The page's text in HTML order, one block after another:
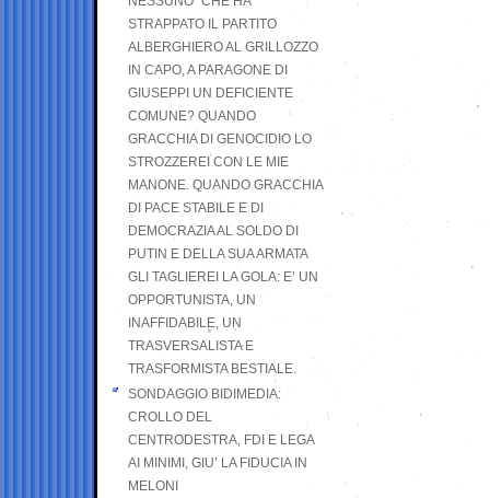
STRAPPATO IL PARTITO
ALBERGHIERO AL GRILLOZZO
IN CAPO, A PARAGONE DI
GIUSEPPI UN DEFICIENTE
COMUNE? QUANDO
GRACCHIA DI GENOCIDIO LO
STROZZEREI CON LE MIE
MANONE. QUANDO GRACCHIA
DI PACE STABILE E DI
DEMOCRAZIA AL SOLDO DI
PUTIN E DELLA SUA ARMATA
GLI TAGLIEREI LA GOLA: E’ UN
OPPORTUNISTA, UN
INAFFIDABILE, UN
TRASVERSALISTA E
TRASFORMISTA BESTIALE.
SONDAGGIO BIDIMEDIA:
CROLLO DEL
CENTRODESTRA, FDI E LEGA
AI MINIMI, GIU’ LA FIDUCIA IN
MELONI